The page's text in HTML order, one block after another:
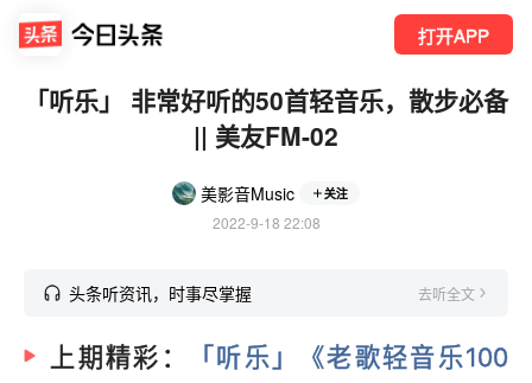
打开APP
「听乐」 非常好听的50首轻音乐，散步必备
|| 美友FM-02
美影音Music 关注
2022-9-18 22:08
头条听资讯，时事尽掌握 去听全文
上期精彩：
「听乐」《老歌轻音乐100